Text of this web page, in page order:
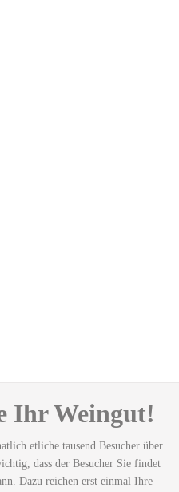
Ihr Weingut!
etliche tausend Besucher über
dass der Besucher Sie findet
Dazu reichen erst einmal Ihre